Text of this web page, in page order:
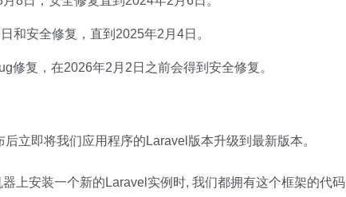
和安全修复，直到2025年2月4日。
修复，在2026年2月2日之前会得到安全修复。
立即将我们应用程序的Laravel版本升级到最新版本。
上安装一个新的Laravel实例时, 我们都拥有这个框架的代码